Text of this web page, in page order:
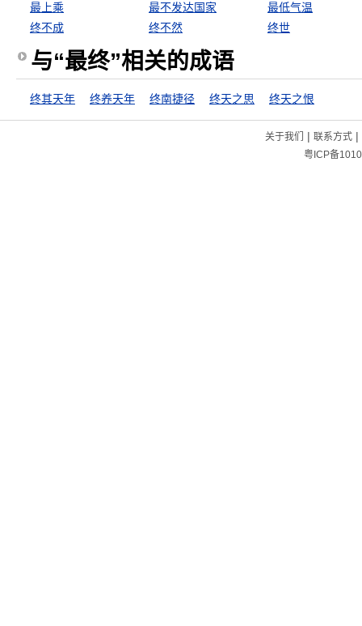
最上乘 最不发达国家
最低气温
终不成
终不然 终世
与“最终”相关的成语
终其天年 终养天年 终南捷径 终天之思 终天之恨
关于我们 | 联系方式|
粤ICP备